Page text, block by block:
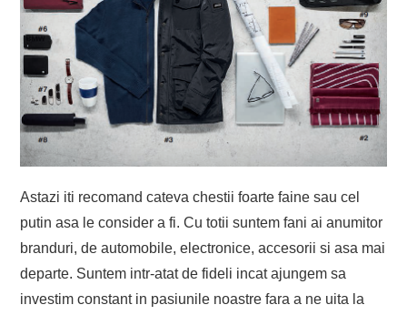
Astazi iti recomand cateva chestii foarte faine sau cel
putin asa le consider a fi. Cu totii suntem fani ai anumitor
branduri, de automobile, electronice, accesorii si asa mai
departe. Suntem intr-atat de fideli incat ajungem sa
investim constant in pasiunile noastre fara a ne uita la